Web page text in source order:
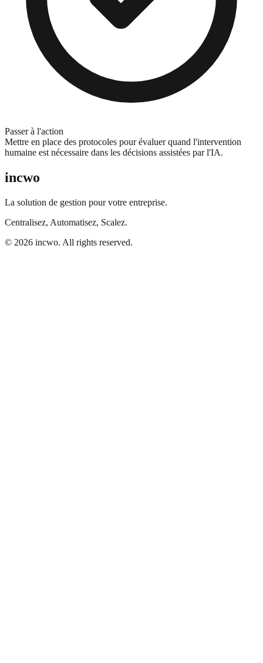
Passer à l'action
Mettre en place des protocoles pour évaluer quand l'intervention
humaine est nécessaire dans les décisions assistées par l'IA.
incwo
La solution de gestion pour votre entreprise.
Centralisez, Automatisez, Scalez.
© 2026 incwo. All rights reserved.